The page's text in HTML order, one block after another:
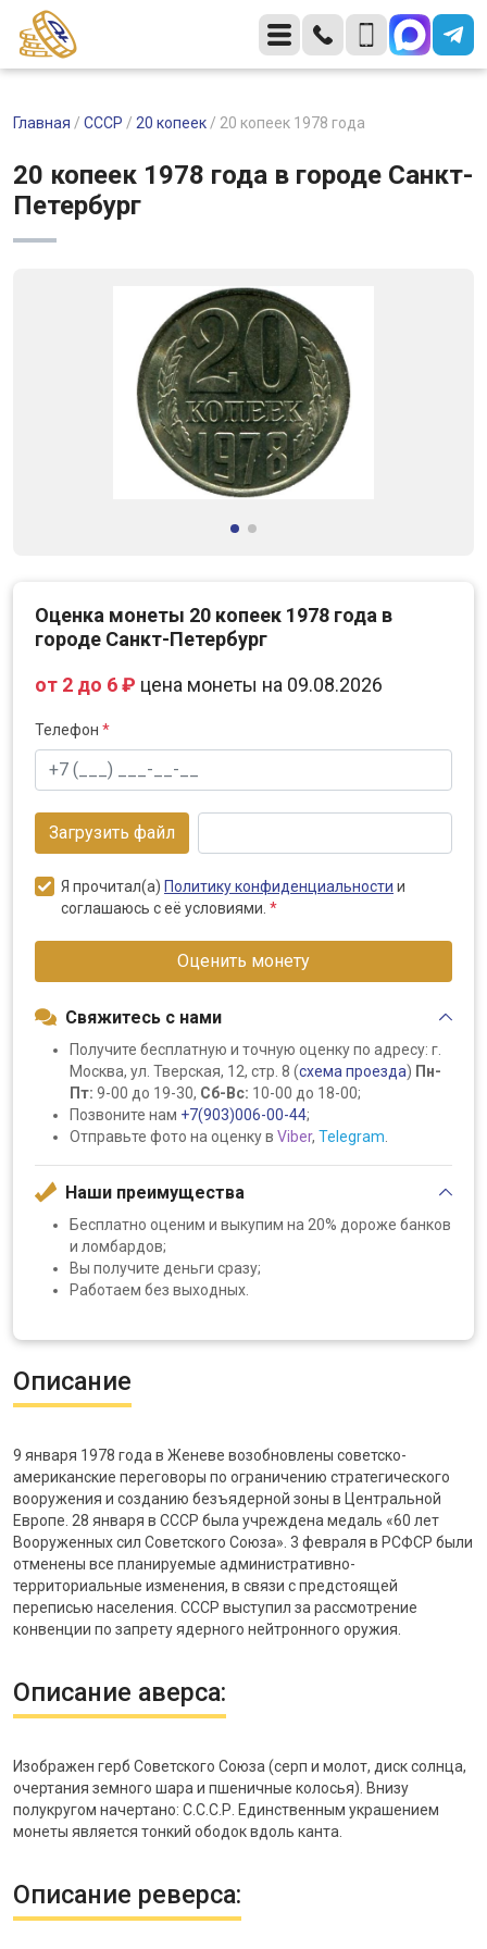
Главная / СССР / 20 копеек / 20 копеек 1978 года
20 копеек 1978 года в городе Санкт-
Петербург
Оценка монеты 20 копеек 1978 года в
городе Санкт-Петербург
от 2 до 6 ₽ цена монеты на 09.08.2026
Телефон *
Загрузить файл
Я прочитал(а) Политику конфиденциальности и
соглашаюсь с её условиями. *
Оценить монету
Свяжитесь с нами
Получите бесплатную и точную оценку по адресу: г.
Москва, ул. Тверская, 12, стр. 8 (схема проезда) Пн-
Пт: 9-00 до 19-30, Сб-Вс: 10-00 до 18-00;
Позвоните нам +7(903)006-00-44;
Отправьте фото на оценку в Viber, Telegram.
Наши преимущества
Бесплатно оценим и выкупим на 20% дороже банков
и ломбардов;
Вы получите деньги сразу;
Работаем без выходных.
Описание
9 января 1978 года в Женеве возобновлены советско-
американские переговоры по ограничению стратегического
вооружения и созданию безъядерной зоны в Центральной
Европе. 28 января в СССР была учреждена медаль «60 лет
Вооруженных сил Советского Союза». 3 февраля в РСФСР были
отменены все планируемые административно-
территориальные изменения, в связи с предстоящей
переписью населения. СССР выступил за рассмотрение
конвенции по запрету ядерного нейтронного оружия.
Описание аверса:
Изображен герб Советского Союза (серп и молот, диск солнца,
очертания земного шара и пшеничные колосья). Внизу
полукругом начертано: С.С.С.Р. Единственным украшением
монеты является тонкий ободок вдоль канта.
Описание реверса: